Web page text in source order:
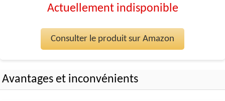
Actuellement indisponible
Consulter le produit sur Amazon
Avantages et inconvénients